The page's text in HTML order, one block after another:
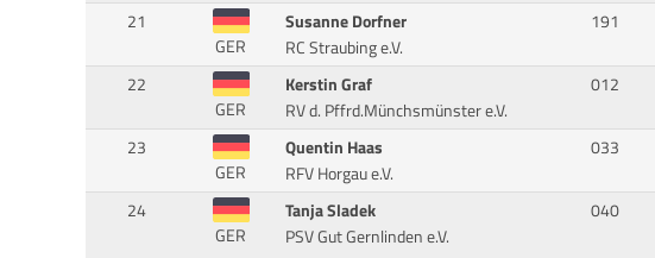
21
GER
Susanne Dorfner
RC Straubing e.V.
191
22
GER
Kerstin Graf
RV d. Pffrd.Münchsmünster e.V.
012
23
GER
Quentin Haas
RFV Horgau e.V.
033
24
GER
Tanja Sladek
PSV Gut Gernlinden e.V.
040